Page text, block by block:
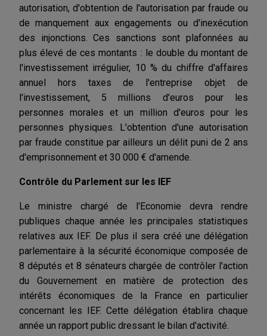
autorisation, d'obtention de l'autorisation par fraude ou
de manquement aux engagements ou d'inexécution
des injonctions. Ces sanctions sont plafonnées au
plus élevé de ces montants : le double du montant de
l'investissement irrégulier, 10 % du chiffre d'affaires
annuel hors taxes de l'entreprise objet de
l'investissement, 5 millions d'euros pour les
personnes morales et un million d'euros pour les
personnes physiques. L'obtention d'une autorisation
par fraude constitue par ailleurs un délit puni de 2 ans
d'emprisonnement et 30 000 € d'amende.
Contrôle du Parlement sur les IEF
Le ministre chargé de l'Economie devra rendre
publiques chaque année les principales statistiques
relatives aux IEF. De plus il sera créé une délégation
parlementaire à la sécurité économique composée de
8 députés et 8 sénateurs chargée de contrôler l'action
du Gouvernement en matière de protection des
intérêts économiques de la France en particulier
concernant les IEF. Cette délégation établira chaque
année un rapport public dressant le bilan d'activité.